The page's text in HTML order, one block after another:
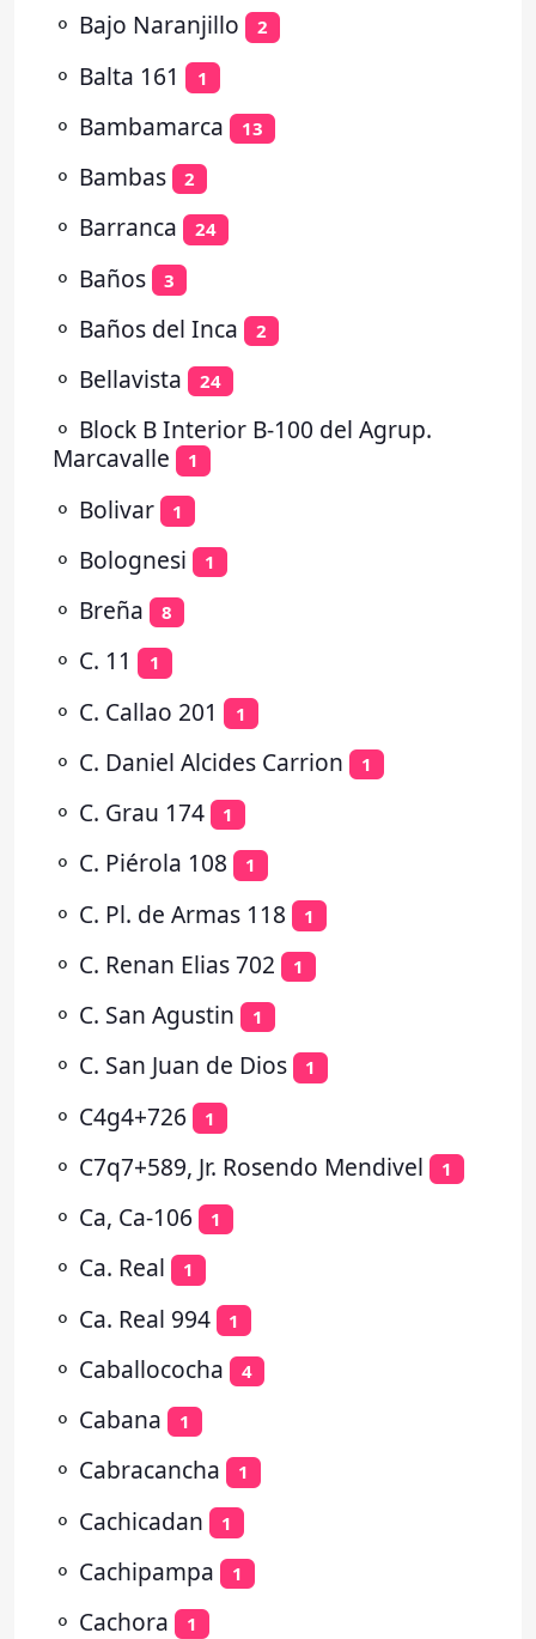
⚬ Bajo Naranjillo 2
⚬ Balta 161 1
⚬ Bambamarca 13
⚬ Bambas 2
⚬ Barranca 24
⚬ Baños 3
⚬ Baños del Inca 2
⚬ Bellavista 24
⚬ Block B Interior B-100 del Agrup.
Marcavalle
1
⚬ Bolivar 1
⚬ Bolognesi 1
⚬ Breña 8
⚬ C. 11 1
⚬ C. Callao 201 1
⚬ C. Daniel Alcides Carrion 1
⚬ C. Grau 174 1
⚬ C. Piérola 108 1
⚬ C. Pl. de Armas 118 1
⚬ C. Renan Elias 702 1
⚬ C. San Agustin 1
⚬ C. San Juan de Dios 1
⚬ C4g4+726 1
⚬ C7q7+589, Jr. Rosendo Mendivel 1
⚬ Ca, Ca-106 1
⚬ Ca. Real 1
⚬ Ca. Real 994 1
⚬ Caballococha 4
⚬ Cabana 1
⚬ Cabracancha 1
⚬ Cachicadan 1
⚬ Cachipampa 1
⚬ Cachora 1